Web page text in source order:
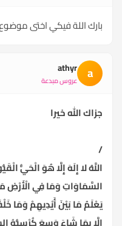
بارك اللة فيكي اختى
a
athyr
عروس مبدعة
جزاك الله خيرا
/
اللَّهُ لا إِلَهَ إِلَّا هُوَ الْحَيُّ
السَّمَاوَاتِ وَمَا فِي الْأَرْضِ
يَعْلَمُ مَا بَيْنَ أَيْدِيهِمْ وَمَا